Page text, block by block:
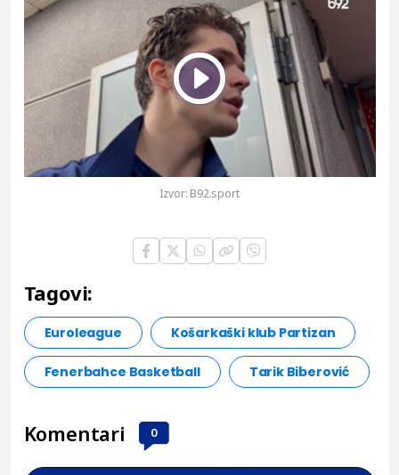
Play
Izvor: B92.sport
Tagovi:
Euroleague Košarkaški klub Partizan
Fenerbahce Basketball Tarik Biberović
Komentari 0